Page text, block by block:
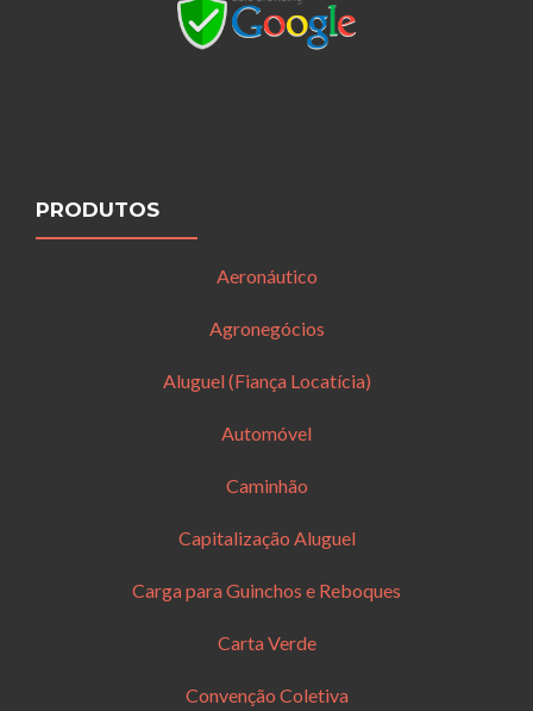
PRODUTOS
Aeronáutico
Agronegócios
Aluguel (Fiança Locatícia)
Automóvel
Caminhão
Capitalização Aluguel
Carga para Guinchos e Reboques
Carta Verde
Convenção Coletiva